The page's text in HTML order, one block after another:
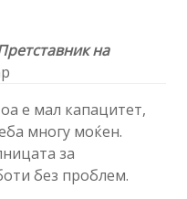
на
е мал капацитет,
многу моќен.
за
без проблем.